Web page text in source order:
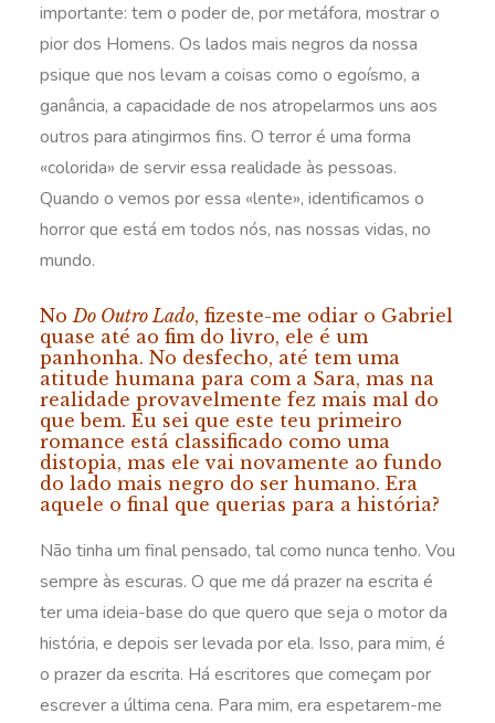
importante: tem o poder de, por metáfora, mostrar o
pior dos Homens. Os lados mais negros da nossa
psique que nos levam a coisas como o egoísmo, a
ganância, a capacidade de nos atropelarmos uns aos
outros para atingirmos fins. O terror é uma forma
«colorida» de servir essa realidade às pessoas.
Quando o vemos por essa «lente», identificamos o
horror que está em todos nós, nas nossas vidas, no
mundo.
NoDo Outro Lado, fizeste-me odiar o Gabriel
quase até ao fim do livro, ele é um
panhonha. No desfecho, até tem uma
atitude humana para com a Sara, mas na
realidade provavelmente fez mais mal do
que bem. Eu sei que este teu primeiro
romance está classificado como uma
distopia, mas ele vai novamente ao fundo
do lado mais negro do ser humano. Era
aquele o final que querias para a história?
Não tinha um final pensado, tal como nunca tenho. Vou
sempre às escuras. O que me dá prazer na escrita é
ter uma ideia-base do que quero que seja o motor da
história, e depois ser levada por ela. Isso, para mim, é
o prazer da escrita. Há escritores que começam por
escrever a última cena. Para mim, era espetarem-me